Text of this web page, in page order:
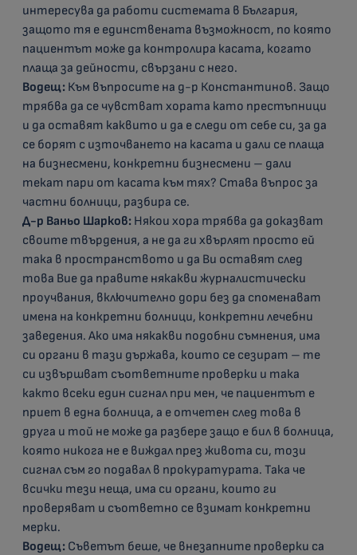
интересува да работи системата в България,
защото тя е единствената възможност, по която
пациентът може да контролира касата, когато
плаща за дейности, свързани с него.
Водещ: Към въпросите на д-р Константинов. Защо
трябва да се чувстват хората като престъпници
и да оставят каквито и да е следи от себе си, за да
се борят с източването на касата и дали се плаща
на бизнесмени, конкретни бизнесмени – дали
текат пари от касата към тях? Става въпрос за
частни болници, разбира се.
Д-р Ваньо Шарков: Някои хора трябва да доказват
своите твърдения, а не да ги хвърлят просто ей
така в пространството и да Ви оставят след
това Вие да правите някакви журналистически
проучвания, включително дори без да споменават
имена на конкретни болници, конкретни лечебни
заведения. Ако има някакви подобни съмнения, има
си органи в тази държава, които се сезират – те
си извършват съответните проверки и така
както всеки един сигнал при мен, че пациентът е
приет в една болница, а е отчетен след това в
друга и той не може да разбере защо е бил в болница,
която никога не е виждал през живота си, този
сигнал съм го подавал в прокуратурата. Така че
всички тези неща, има си органи, които ги
проверяват и съответно се взимат конкретни
мерки.
Водещ: Съветът беше, че внезапните проверки са